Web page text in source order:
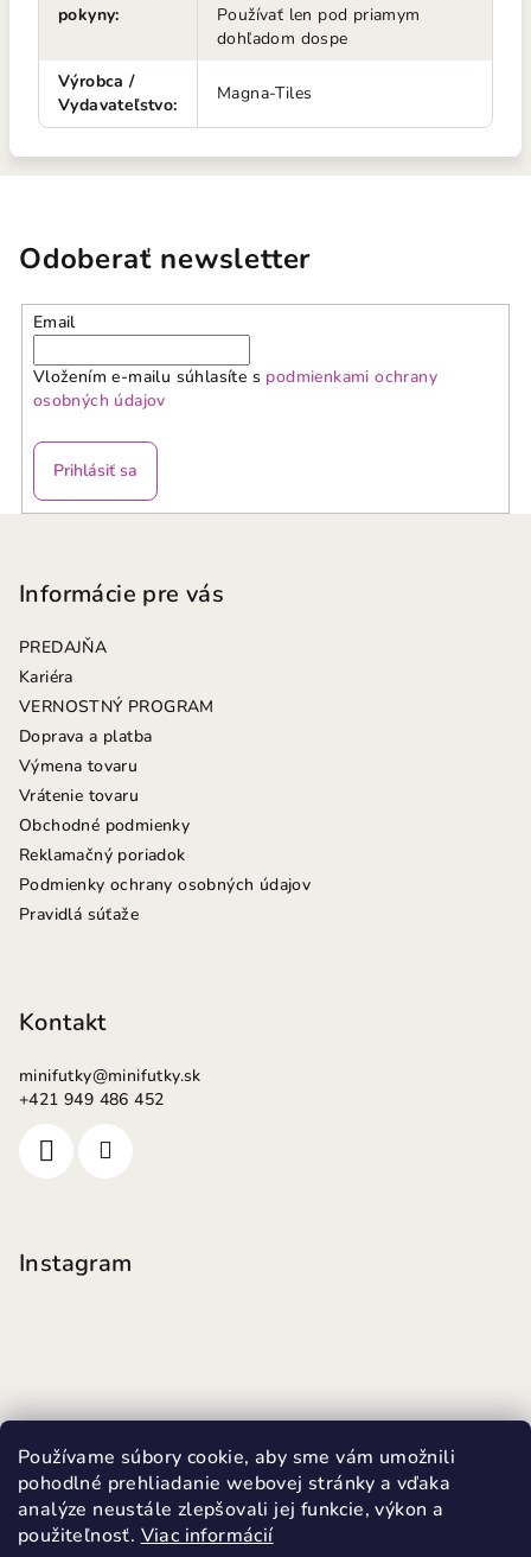
Používame súbory cookie, aby sme vám umožnili
pohodlné prehliadanie webovej stránky a vďaka
analýze neustále zlepšovali jej funkcie, výkon a
použiteľnosť. Viac informácií
pokyny:
Používať len pod priamym
dohľadom dospe
Výrobca /
Vydavateľstvo:
Magna-Tiles
Odoberať newsletter
Email
Vložením e-mailu súhlasíte s podmienkami ochrany
osobných údajov
Prihlásiť sa
Informácie pre vás
PREDAJŇA
Kariéra
VERNOSTNÝ PROGRAM
Doprava a platba
Výmena tovaru
Vrátenie tovaru
Obchodné podmienky
Reklamačný poriadok
Podmienky ochrany osobných údajov
Pravidlá súťaže
Kontakt
minifutky@minifutky.sk
+421 949 486 452
Instagram